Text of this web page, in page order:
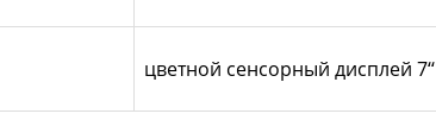
цветной сенсорный дисплей 7‘‘